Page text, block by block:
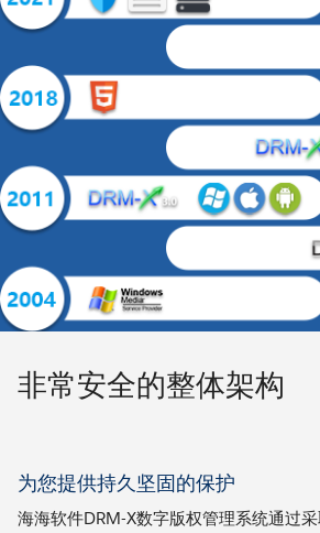
非常安全的整体架构
为您提供持久坚固的保护
海海软件DRM-X数字版权管理系统通过